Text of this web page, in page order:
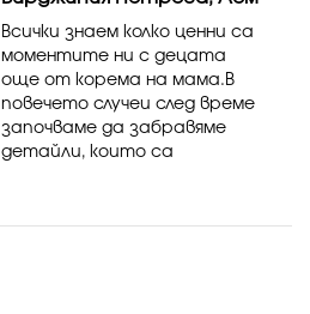
Всички знаем колко ценни са
моментите ни с децата
още от корема на мама.В
повечето случеи след време
започваме да забравяме
детайли, които са
момент и да запечатам на